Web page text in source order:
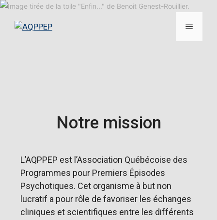
Notre mission
L’AQPPEP est l’Association Québécoise des
Programmes pour Premiers Épisodes
Psychotiques. Cet organisme à but non
lucratif a pour rôle de favoriser les échanges
cliniques et scientifiques entre les différents